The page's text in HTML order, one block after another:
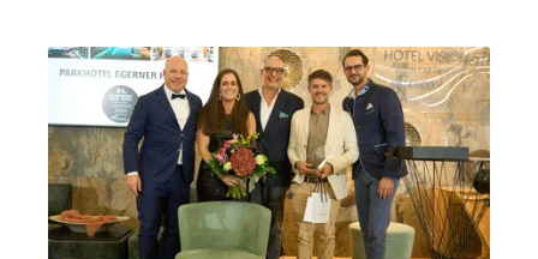
und Innovation im Betriebsalltag greifbar
machen. Das Leipziger KI-Start-up Onsai wurde
beim diesjährigen upnxt Hospitality Festival nun
mit diesem Award ausgezeichnet.